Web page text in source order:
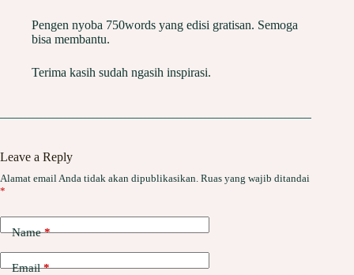
Pengen nyoba 750words yang edisi gratisan. Semoga
bisa membantu.
Terima kasih sudah ngasih inspirasi.
Leave a Reply
Alamat email Anda tidak akan dipublikasikan. Ruas yang wajib ditandai
*
Name*
Email*